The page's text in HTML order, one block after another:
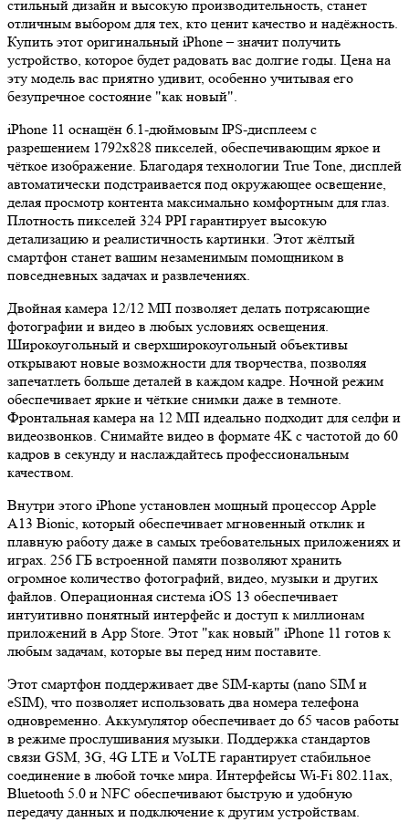
стильный дизайн и высокую производительность, станет
отличным выбором для тех, кто ценит качество и надёжность.
Купить этот оригинальный iPhone – значит получить
устройство, которое будет радовать вас долгие годы. Цена на
эту модель вас приятно удивит, особенно учитывая его
безупречное состояние "как новый".
iPhone 11 оснащён 6.1-дюймовым IPS-дисплеем с
разрешением 1792x828 пикселей, обеспечивающим яркое и
чёткое изображение. Благодаря технологии True Tone, дисплей
автоматически подстраивается под окружающее освещение,
делая просмотр контента максимально комфортным для глаз.
Плотность пикселей 324 PPI гарантирует высокую
детализацию и реалистичность картинки. Этот жёлтый
смартфон станет вашим незаменимым помощником в
повседневных задачах и развлечениях.
Двойная камера 12/12 МП позволяет делать потрясающие
фотографии и видео в любых условиях освещения.
Широкоугольный и сверхширокоугольный объективы
открывают новые возможности для творчества, позволяя
запечатлеть больше деталей в каждом кадре. Ночной режим
обеспечивает яркие и чёткие снимки даже в темноте.
Фронтальная камера на 12 МП идеально подходит для селфи и
видеозвонков. Снимайте видео в формате 4K с частотой до 60
кадров в секунду и наслаждайтесь профессиональным
качеством.
Внутри этого iPhone установлен мощный процессор Apple
A13 Bionic, который обеспечивает мгновенный отклик и
плавную работу даже в самых требовательных приложениях и
играх. 256 ГБ встроенной памяти позволяют хранить
огромное количество фотографий, видео, музыки и других
файлов. Операционная система iOS 13 обеспечивает
интуитивно понятный интерфейс и доступ к миллионам
приложений в App Store. Этот "как новый" iPhone 11 готов к
любым задачам, которые вы перед ним поставите.
Этот смартфон поддерживает две SIM-карты (nano SIM и
eSIM), что позволяет использовать два номера телефона
одновременно. Аккумулятор обеспечивает до 65 часов работы
в режиме прослушивания музыки. Поддержка стандартов
связи GSM, 3G, 4G LTE и VoLTE гарантирует стабильное
соединение в любой точке мира. Интерфейсы Wi-Fi 802.11ax,
Bluetooth 5.0 и NFC обеспечивают быструю и удобную
передачу данных и подключение к другим устройствам.